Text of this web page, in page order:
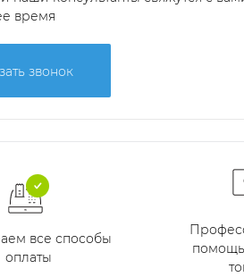
время
звонок
все способы
оплаты